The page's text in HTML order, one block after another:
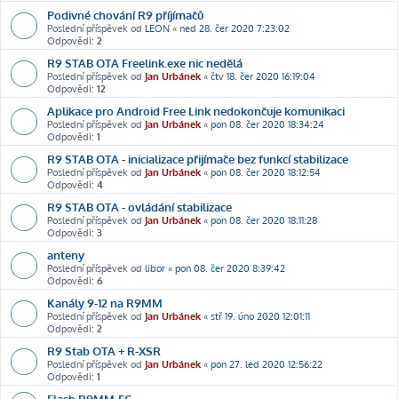
Podivné chování R9 příjímačů
Poslední příspěvek od LEON « ned 28. čer 2020 7:23:02
Odpovědi: 2
R9 STAB OTA Freelink.exe nic nedělá
Poslední příspěvek od Jan Urbánek « čtv 18. čer 2020 16:19:04
Odpovědi: 12
Aplikace pro Android Free Link nedokončuje komunikaci
Poslední příspěvek od Jan Urbánek « pon 08. čer 2020 18:34:24
Odpovědi: 1
R9 STAB OTA - inicializace přijímače bez funkcí stabilizace
Poslední příspěvek od Jan Urbánek « pon 08. čer 2020 18:12:54
Odpovědi: 4
R9 STAB OTA - ovládání stabilizace
Poslední příspěvek od Jan Urbánek « pon 08. čer 2020 18:11:28
Odpovědi: 3
anteny
Poslední příspěvek od libor « pon 08. čer 2020 8:39:42
Odpovědi: 6
Kanály 9-12 na R9MM
Poslední příspěvek od Jan Urbánek « stř 19. úno 2020 12:01:11
Odpovědi: 2
R9 Stab OTA + R-XSR
Poslední příspěvek od Jan Urbánek « pon 27. led 2020 12:56:22
Odpovědi: 1